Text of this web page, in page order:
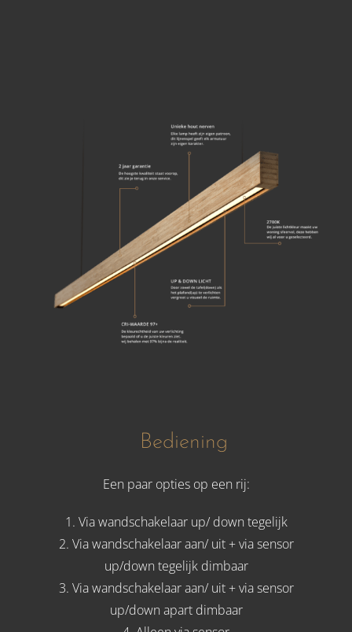
Bediening
Een paar opties op een rij:
1. Via wandschakelaar up/ down tegelijk
2. Via wandschakelaar aan/ uit + via sensor
up/down tegelijk dimbaar
3. Via wandschakelaar aan/ uit + via sensor
up/down apart dimbaar